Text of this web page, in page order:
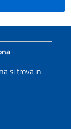
si trova in